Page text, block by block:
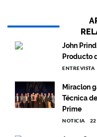
John
Producto
ENTREVISTA
Miraclon
Técnica
Prime
NOTICIA 22